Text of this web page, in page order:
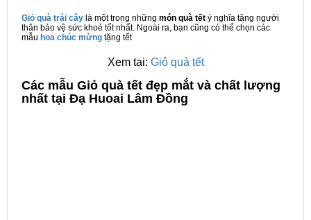
Giỏ quà trái cây là một trong những món quà tết ý nghĩa tặng người
thân bảo vệ sức khoẻ tốt nhất. Ngoài ra, bạn cũng có thể chọn các
mẫu hoa chúc mừng tặng tết
Xem tại: Giỏ quà tết
Các mẫu Giỏ quà tết đẹp mắt và chất lượng
nhất tại Đạ Huoai Lâm Đồng